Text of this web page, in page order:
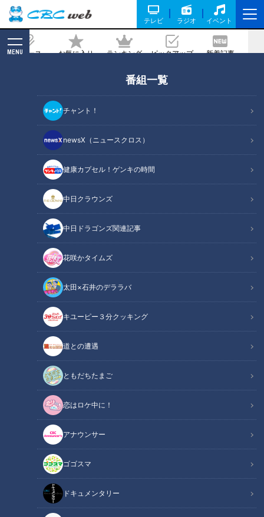
テレビ ラジオ イベント
ニュース お気に入り ランキング ピックアップ 新着記事
MENU
番組一覧
チャント！
newsX（ニュースクロス）
健康カプセル！ゲンキの時間
中日クラウンズ
中日ドラゴンズ関連記事
花咲かタイムズ
太田×石井のデララバ
キユーピー３分クッキング
道との遭遇
ともだちたまご
恋はロケ中に！
アナウンサー
ゴゴスマ
ドキュメンタリー
で本格的な漬けマグロが味わえる“お手
軽シリーズ”とは？
記事に戻る
CBCテレビ『チャント！』よしお兄さんのもっと“みえ”推し
この記事の画像（全7枚）